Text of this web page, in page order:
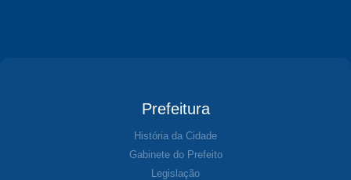
Prefeitura
História da Cidade
Gabinete do Prefeito
Legislação